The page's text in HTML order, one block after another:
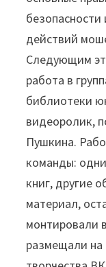
действий
Следующим
работа в
библиотеки
видеоролик,
Пушкина.
команды:
книг, другие
материал,
монтировали
размещали на